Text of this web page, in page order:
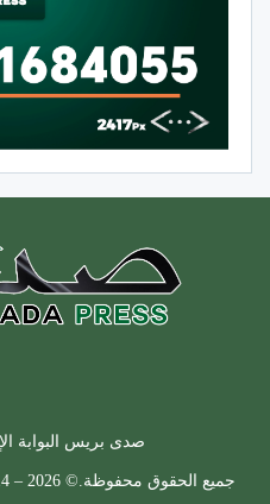
صدى بريس البوابة
جميع الحقوق محفوظة.© 2026 – 2014 – شركة SADA Press Sarl Au